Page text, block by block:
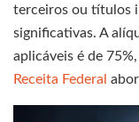
terceiros ou títulos
significativas. A
aplicáveis é de
Receita Federal